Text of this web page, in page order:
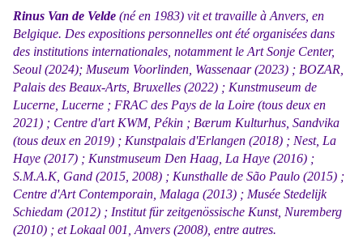
Rinus Van de Velde (né en 1983) vit et travaille à Anvers, en
Belgique. Des expositions personnelles ont été organisées dans
des institutions internationales, notamment le Art Sonje Center,
Seoul (2024); Museum Voorlinden, Wassenaar (2023) ; BOZAR,
Palais des Beaux-Arts, Bruxelles (2022) ; Kunstmuseum de
Lucerne, Lucerne ; FRAC des Pays de la Loire (tous deux en
2021) ; Centre d'art KWM, Pékin ; Bærum Kulturhus, Sandvika
(tous deux en 2019) ; Kunstpalais d'Erlangen (2018) ; Nest, La
Haye (2017) ; Kunstmuseum Den Haag, La Haye (2016) ;
S.M.A.K, Gand (2015, 2008) ; Kunsthalle de São Paulo (2015) ;
Centre d'Art Contemporain, Malaga (2013) ; Musée Stedelijk
Schiedam (2012) ; Institut für zeitgenössische Kunst, Nuremberg
(2010) ; et Lokaal 001, Anvers (2008), entre autres.